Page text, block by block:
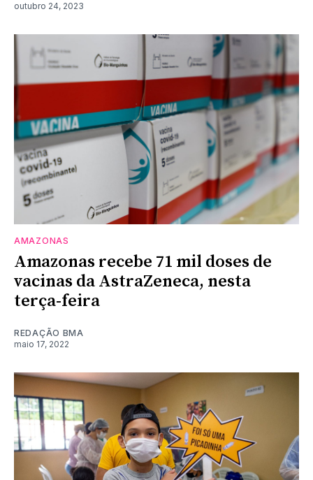
outubro 24, 2023
AMAZONAS
Amazonas recebe 71 mil doses de
vacinas da AstraZeneca, nesta
terça-feira
REDAÇÃO BMA
maio 17, 2022